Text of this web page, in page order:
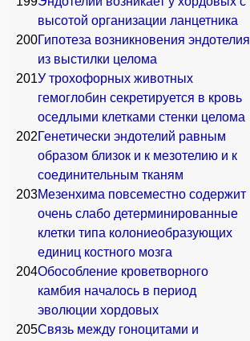
высотой организации ланцетника
200Гипотеза возникновения эндотелия
из выстилки целома
201У трохофорных животных
гемоглобин секретируется в кровь
оседлыми клетками стенки целома
202Генетически эндотелий равным
образом близок и к мезотелию и к
соединительным тканям
203Мезенхима повсеместно содержит
очень слабо детерминированные
клетки типа колониеобразующих
единиц костного мозга
204Обособление кроветворного
камбия началось в период
эволюции хордовых
205Связь между гоноцитами и